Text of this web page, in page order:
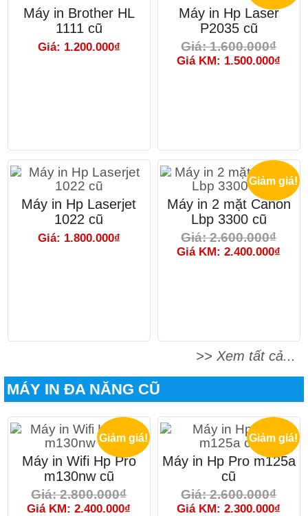
Máy in Brother HL
1111 cũ
Giá: 1.200.000₫
Máy in Hp Laser
P2035 cũ
Giá: 1.600.000₫
Giá KM: 1.500.000₫
Máy in Hp Laserjet
1022 cũ
Giá: 1.800.000₫
Giảm giá!
Máy in 2 mặt Canon
Lbp 3300 cũ
Giá: 2.600.000₫
Giá KM: 2.400.000₫
>> Xem tất cả...
MÁY IN ĐA NĂNG CŨ
Giảm giá!
Máy in Wifi Hp Pro
m130nw cũ
Giá: 2.800.000₫
Giá KM: 2.400.000₫
Giảm giá!
Máy in Hp Pro m125a
cũ
Giá: 2.600.000₫
Giá KM: 2.300.000₫